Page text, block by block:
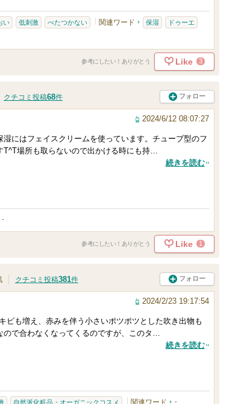
い 低刺激 べたつかない 関連ワード 保湿 ドゥーエ
参考にしたい！ありがとう Like 3
クチコミ投稿68件 フォロー
2024/6/12 08:07:27
にはフェイスクリームを使っています。チューブ型のフ
場所も取らないので出かける時にも持…
続きを読む
-
参考にしたい！ありがとう Like 1
クチコミ投稿381件 フォロー
2024/2/23 19:17:54
ビも増え、赤みを伴う小さいポツポツとした吹き出物も
で合わなくなってくるのですが、このタ…
続きを読む
自然派化粧品・オーガニックコスメ 関連ワード -